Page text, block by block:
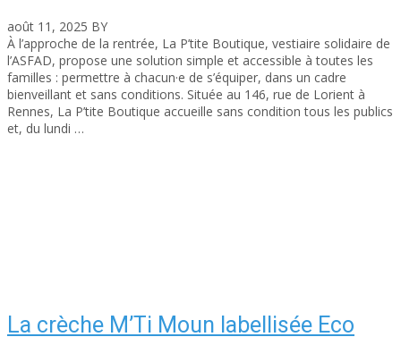
août 11, 2025 BY
À l’approche de la rentrée, La P’tite Boutique, vestiaire solidaire de
l’ASFAD, propose une solution simple et accessible à toutes les
familles : permettre à chacun·e de s’équiper, dans un cadre
bienveillant et sans conditions. Située au 146, rue de Lorient à
Rennes, La P’tite Boutique accueille sans condition tous les publics
et, du lundi …
La crèche M’Ti Moun labellisée Eco